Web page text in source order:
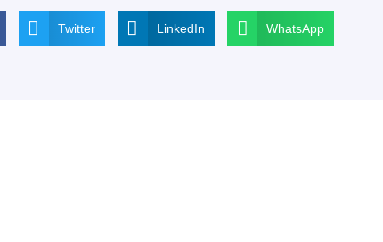
Twitter LinkedIn WhatsApp